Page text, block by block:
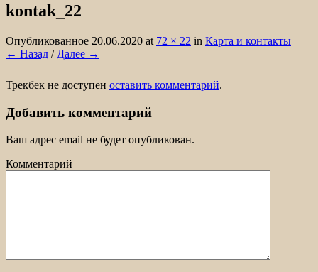
Организация охоты на лося, кабана,
медведя в охотничьем хозяйстве Белые
Колки.
kontak_22
Опубликованное 20.06.2020 at 72 × 22 in Карта и контакты
← Назад / Далее →
Трекбек не доступен оставить комментарий.
Добавить комментарий
Ваш адрес email не будет опубликован.
Комментарий